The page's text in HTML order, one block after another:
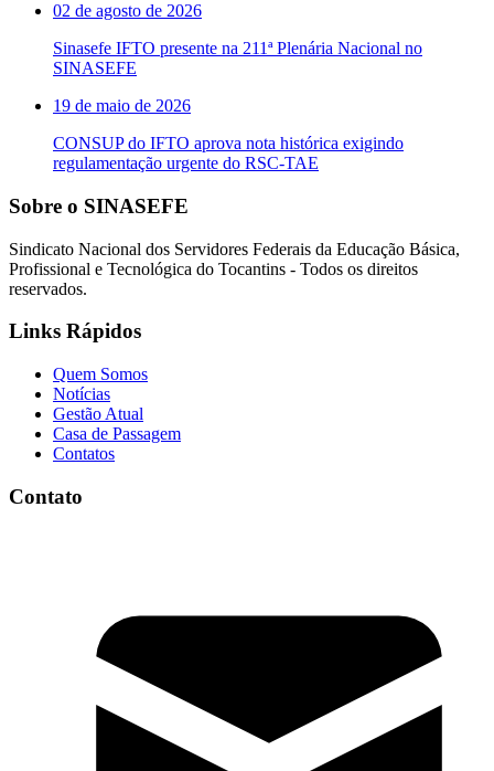
02 de agosto de 2026
Sinasefe IFTO presente na 211ª Plenária Nacional no
SINASEFE
19 de maio de 2026
CONSUP do IFTO aprova nota histórica exigindo
regulamentação urgente do RSC-TAE
Sobre o SINASEFE
Sindicato Nacional dos Servidores Federais da Educação Básica,
Profissional e Tecnológica do Tocantins - Todos os direitos
reservados.
Links Rápidos
Quem Somos
Notícias
Gestão Atual
Casa de Passagem
Contatos
Contato